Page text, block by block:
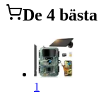
De 4 bästa
1